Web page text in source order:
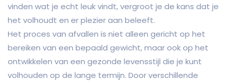
vinden wat je echt leuk vindt, vergroot je de kans dat je
het volhoudt en er plezier aan beleeft.
Het proces van afvallen is niet alleen gericht op het
bereiken van een bepaald gewicht, maar ook op het
ontwikkelen van een gezonde levensstijl die je kunt
volhouden op de lange termijn. Door verschillende